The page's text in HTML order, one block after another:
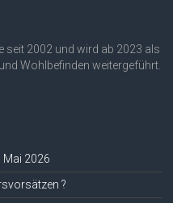
seit 2002 und wird ab 2023 als
Wohlbefinden weitergeführt.
Mai 2026
?